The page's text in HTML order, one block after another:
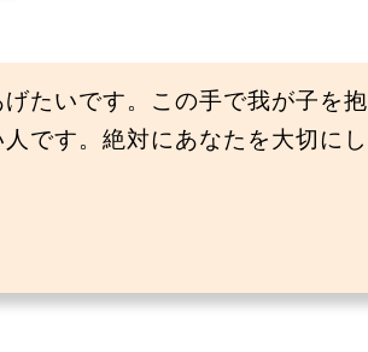
たいです。この手で我が子を抱
です。絶対にあなたを大切にし